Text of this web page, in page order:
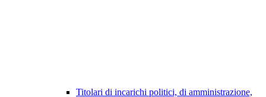
Titolari di incarichi politici, di amministrazione,